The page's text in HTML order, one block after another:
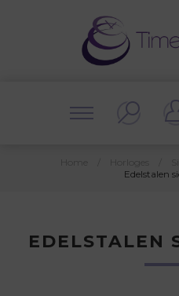
Edelstalen
EDELSTALEN